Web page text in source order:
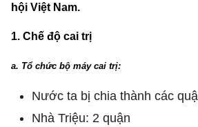
hội Việt Nam.
1. Chế độ cai trị
a. Tổ chức bộ máy cai trị:
Nước ta bị chia thành các
Nhà Triệu: 2 quận